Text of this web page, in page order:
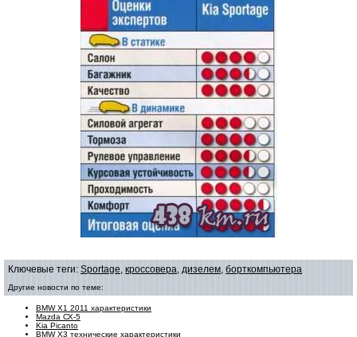
Ключевые теги: Sportage, кроссовера, дизелем, борткомпьютера
Другие новости по теме:
BMW X1 2011 характеристики
Mazda СХ-5
Kia Picanto
BMW X3 технические характеристики